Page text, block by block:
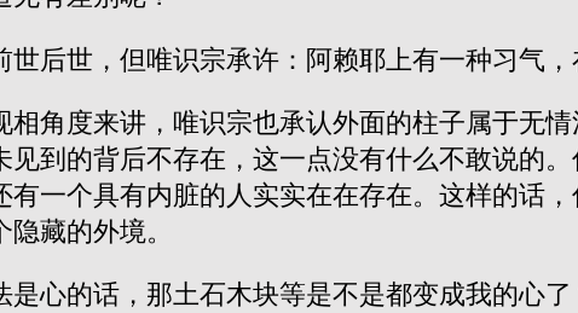
后世，但唯识宗承许：阿赖耶上有一种习气，
角度来讲，唯识宗也承认外面的柱子属于无
到的背后不存在，这一点没有什么不敢说的
一个具有内脏的人实实在在存在。这样的话
藏的外境。
是心的话，那土石木块等是不是都变成我的心